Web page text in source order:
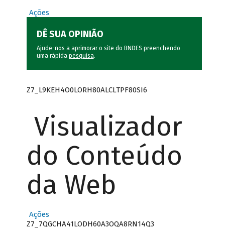
Ações
DÊ SUA OPINIÃO
Ajude-nos a aprimorar o site do BNDES preenchendo
uma rápida pesquisa.
Z7_L9KEH4O0LORH80ALCLTPF80SI6
Visualizador
do Conteúdo
da Web
Ações
Z7_7QGCHA41LODH60A3OQA8RN14Q3